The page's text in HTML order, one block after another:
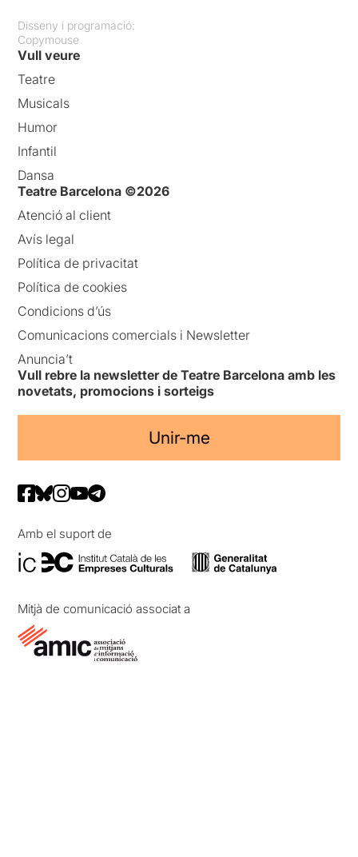
Disseny i programació:
Copymouse
Vull veure
Teatre
Musicals
Humor
Infantil
Dansa
Teatre Barcelona ©2026
Atenció al client
Avís legal
Política de privacitat
Política de cookies
Condicions d’ús
Comunicacions comercials i Newsletter
Anuncia’t
Vull rebre la newsletter de Teatre Barcelona amb les
novetats, promocions i sorteigs
Unir-me
Amb el suport de
Mitjà de comunicació associat a